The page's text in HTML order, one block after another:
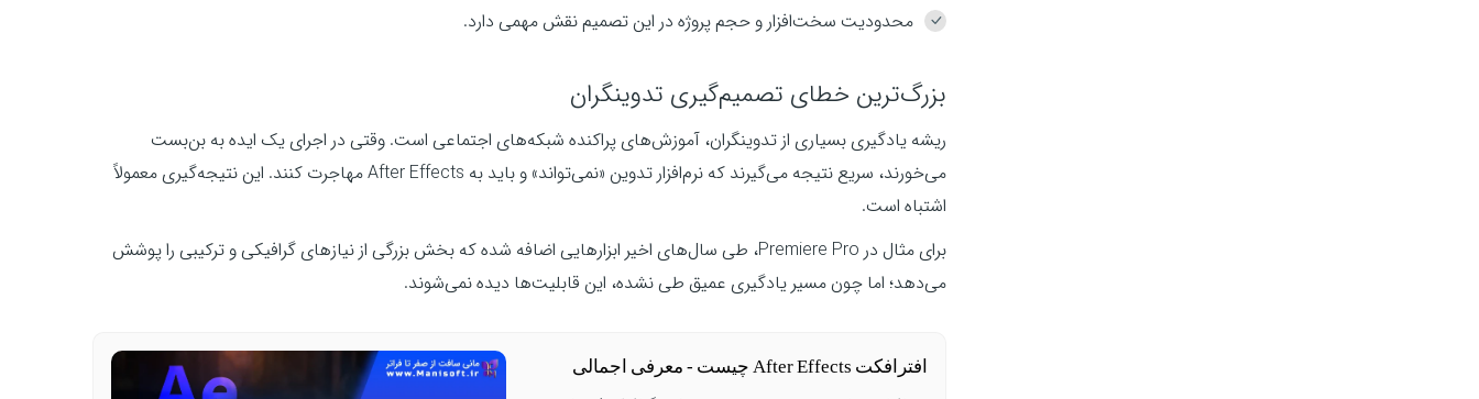
محدودیت سخت‌افزار و حجم پروژه در این تصمیم نقش مهمی دارد.
بزرگ‌ترین خطای تصمیم‌گیری تدوینگران
ریشه یادگیری بسیاری از تدوینگران، آموزش‌های پراکنده شبکه‌های اجتماعی است. وقتی در اجرای یک ایده به بن‌بست
می‌خورند، سریع نتیجه می‌گیرند که نرم‌افزار تدوین «نمی‌تواند» و باید به After Effects مهاجرت کنند. این نتیجه‌گیری معمولاً
اشتباه است.
برای مثال در Premiere Pro، طی سال‌های اخیر ابزارهایی اضافه شده که بخش بزرگی از نیازهای گرافیکی و ترکیبی را پوشش
می‌دهد؛ اما چون مسیر یادگیری عمیق طی نشده، این قابلیت‌ها دیده نمی‌شوند.
افترافکت After Effects چیست - معرفی اجمالی